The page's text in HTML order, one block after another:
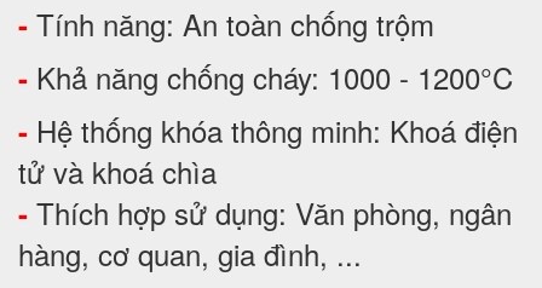
- Tính năng: An toàn chống trộm
- Khả năng chống cháy: 1000 - 1200°C
- Hệ thống khóa thông minh: Khoá điện
tử và khoá chìa
- Thích hợp sử dụng: Văn phòng, ngân
hàng, cơ quan, gia đình, ...